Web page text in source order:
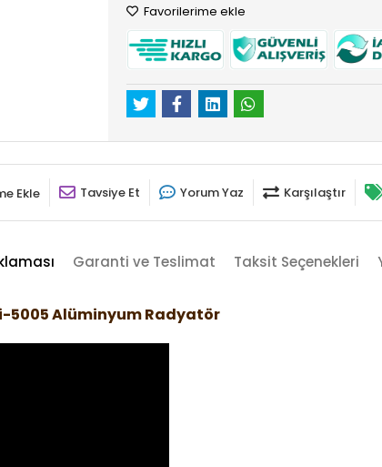
Favorilerime ekle
Ekle Tavsiye Et Yorum Yaz Karşılaştır
Garanti ve Teslimat Taksit Seçenekleri
5005 Alüminyum Radyatör